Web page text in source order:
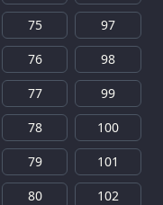
75
76
77
78
79
80
97
98
99
100
101
102